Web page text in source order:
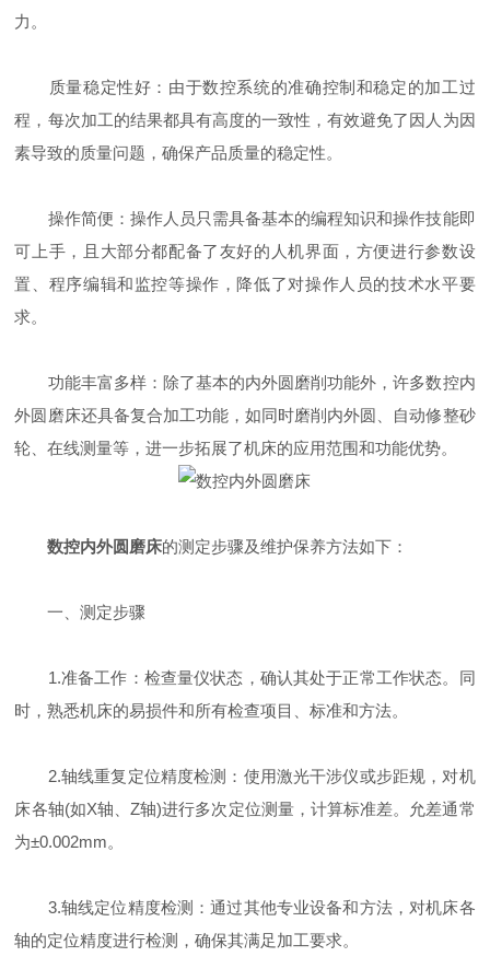
力。
质量稳定性好：由于数控系统的准确控制和稳定的加工过
程，每次加工的结果都具有高度的一致性，有效避免了因人为因
素导致的质量问题，确保产品质量的稳定性。
操作简便：操作人员只需具备基本的编程知识和操作技能即
可上手，且大部分都配备了友好的人机界面，方便进行参数设
置、程序编辑和监控等操作，降低了对操作人员的技术水平要
求。
功能丰富多样：除了基本的内外圆磨削功能外，许多数控内
外圆磨床还具备复合加工功能，如同时磨削内外圆、自动修整砂
轮、在线测量等，进一步拓展了机床的应用范围和功能优势。
数控内外圆磨床的测定步骤及维护保养方法如下：
一、测定步骤
1.准备工作：检查量仪状态，确认其处于正常工作状态。同
时，熟悉机床的易损件和所有检查项目、标准和方法。
2.轴线重复定位精度检测：使用激光干涉仪或步距规，对机
床各轴(如X轴、Z轴)进行多次定位测量，计算标准差。允差通常
为±0.002mm。
3.轴线定位精度检测：通过其他专业设备和方法，对机床各
轴的定位精度进行检测，确保其满足加工要求。